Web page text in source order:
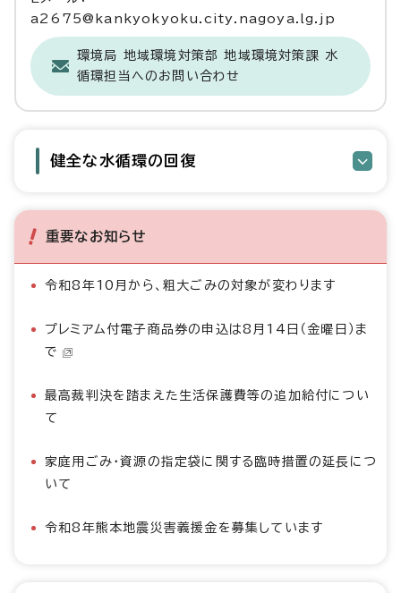
a2675@kankyokyoku.city.nagoya.lg.jp
環境局 地域環境対策部 地域環境対策課 水
循環担当へのお問い合わせ
健全な水循環の回復
重要なお知らせ
令和8年10月から、粗大ごみの対象が変わります
プレミアム付電子商品券の申込は8月14日（金曜日）ま
で
最高裁判決を踏まえた生活保護費等の追加給付につい
て
家庭用ごみ・資源の指定袋に関する臨時措置の延長につ
いて
令和8年熊本地震災害義援金を募集しています